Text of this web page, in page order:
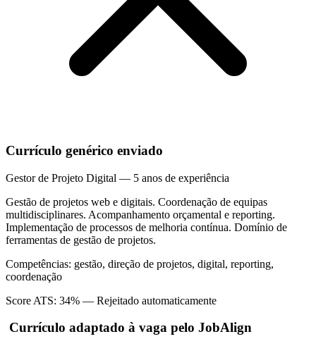
Currículo genérico enviado
Gestor de Projeto Digital — 5 anos de experiência
Gestão de projetos web e digitais. Coordenação de equipas
multidisciplinares. Acompanhamento orçamental e reporting.
Implementação de processos de melhoria contínua. Domínio de
ferramentas de gestão de projetos.
Competências: gestão, direção de projetos, digital, reporting,
coordenação
Score ATS: 34% — Rejeitado automaticamente
Currículo adaptado à vaga pelo JobAlign